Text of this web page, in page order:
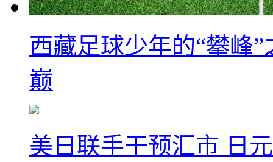
西藏足球少年的“攀峰
巅
美日联手干预汇市 日